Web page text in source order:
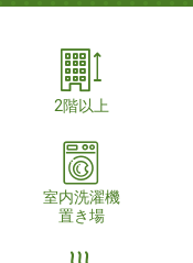
2階以上
室内洗濯機
置き場